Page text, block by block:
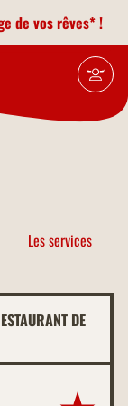
de vos rêves* !
Les services
DE